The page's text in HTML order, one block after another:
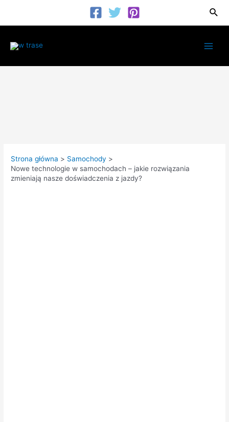
Strona główna
Samochody
Nowe technologie w samochodach – jakie rozwiązania
zmieniają nasze doświadczenia z jazdy?